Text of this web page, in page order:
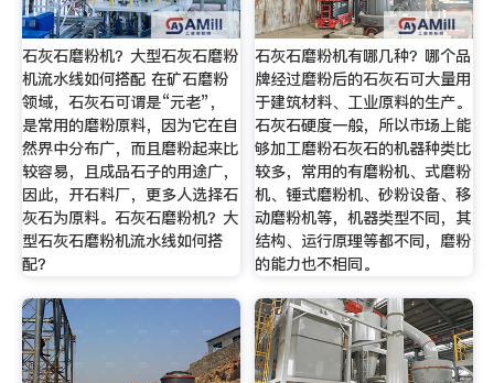
石灰石磨粉机？大型石灰石磨粉
机流水线如何搭配 在矿石磨粉
领域，石灰石可谓是“元老”，
是常用的磨粉原料，因为它在自
然界中分布广，而且磨粉起来比
较容易，且成品石子的用途广，
因此，开石料厂，更多人选择石
灰石为原料。石灰石磨粉机？大
型石灰石磨粉机流水线如何搭
配？
石灰石磨粉机有哪几种？哪个品
牌经过磨粉后的石灰石可大量用
于建筑材料、工业原料的生产。
石灰石硬度一般，所以市场上能
够加工磨粉石灰石的机器种类比
较多，常用的有磨粉机、式磨粉
机、锤式磨粉机、砂粉设备、移
动磨粉机等，机器类型不同，其
结构、运行原理等都不同，磨粉
的能力也不相同。